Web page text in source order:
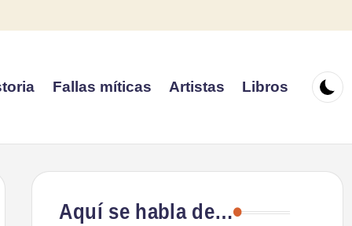
Fallas míticas Artistas Libros
Aquí se habla de…